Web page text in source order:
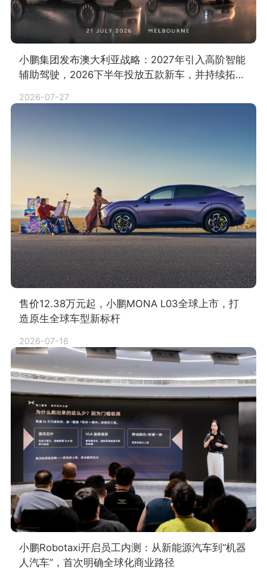
小鹏集团发布澳大利亚战略：2027年引入高阶智能
辅助驾驶，2026下半年投放五款新车，并持续拓展
2026-07-27
售价12.38万元起，小鹏MONA L03全球上市，打
造原生全球车型新标杆
2026-07-16
小鹏Robotaxi开启员工内测：从新能源汽车到“机器
人汽车”，首次明确全球化商业路径